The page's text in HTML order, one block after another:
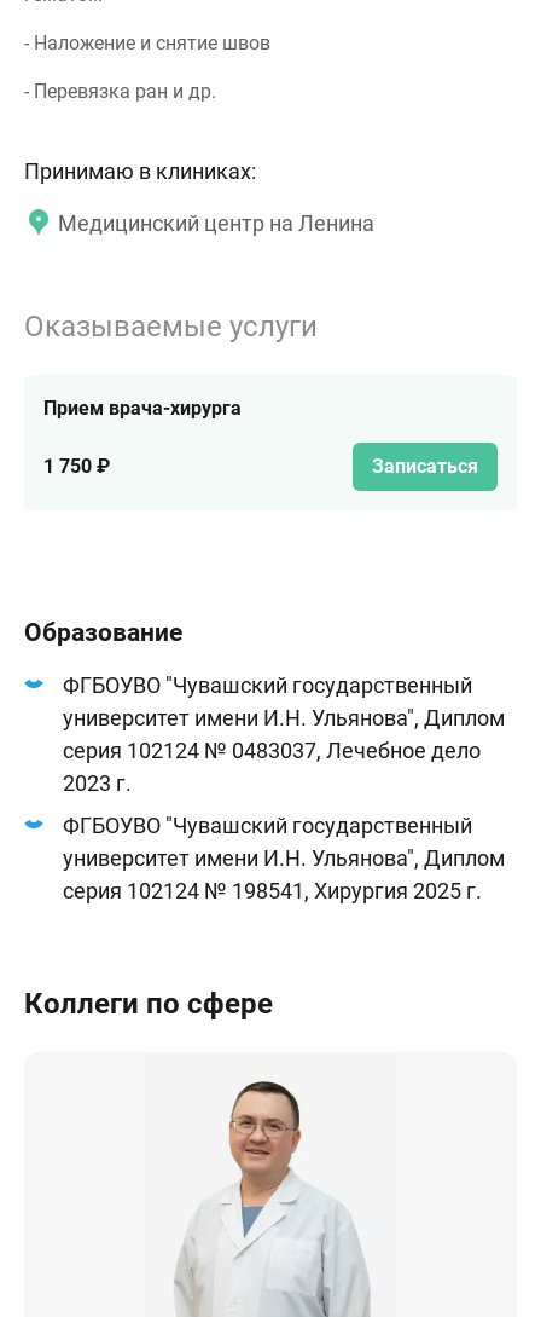
- Наложение и снятие швов
- Перевязка ран и др.
Принимаю в клиниках:
Медицинский центр на Ленина
Оказываемые услуги
Прием врача-хирурга
1 750 ₽ Записаться
Образование
ФГБОУВО "Чувашский государственный
университет имени И.Н. Ульянова", Диплом
серия 102124 № 0483037, Лечебное дело
2023 г.
ФГБОУВО "Чувашский государственный
университет имени И.Н. Ульянова", Диплом
серия 102124 № 198541, Хирургия 2025 г.
Коллеги по сфере